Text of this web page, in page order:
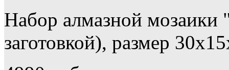
Набор алмазной
заготовкой), размер